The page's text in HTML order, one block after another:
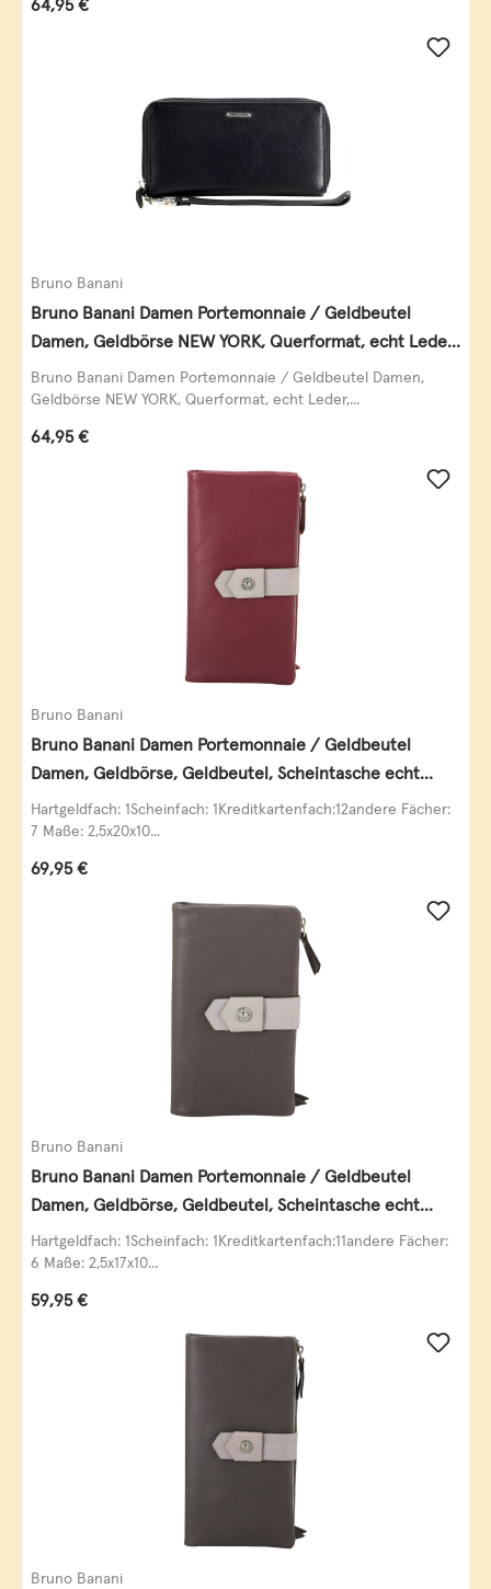
64,95 €
Bruno Banani
Bruno Banani Damen Portemonnaie / Geldbeutel
Damen, Geldbörse NEW YORK, Querformat, echt Leder,
schwarz
Bruno Banani Damen Portemonnaie / Geldbeutel Damen,
Geldbörse NEW YORK, Querformat, echt Leder,...
Regulärer Preis:
64,95 €
Bruno Banani
Bruno Banani Damen Portemonnaie / Geldbeutel
Damen, Geldbörse, Geldbeutel, Scheintasche echt
Leder
Hartgeldfach: 1Scheinfach: 1Kreditkartenfach:12andere Fächer:
7 Maße: 2,5x20x10...
Regulärer Preis:
69,95 €
Bruno Banani
Bruno Banani Damen Portemonnaie / Geldbeutel
Damen, Geldbörse, Geldbeutel, Scheintasche echt
Leder
Hartgeldfach: 1Scheinfach: 1Kreditkartenfach:11andere Fächer:
6 Maße: 2,5x17x10...
Regulärer Preis:
59,95 €
Bruno Banani